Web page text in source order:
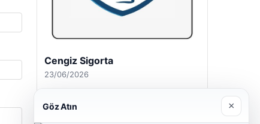
Hastaş Beton
26/05/2026
Göz Atın ×